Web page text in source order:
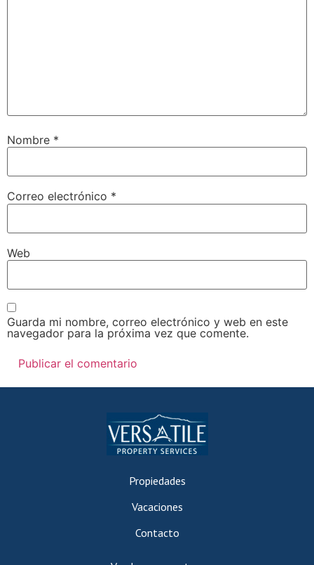
Nombre *
Correo electrónico *
Web
Guarda mi nombre, correo electrónico y web en este
navegador para la próxima vez que comente.
Propiedades
Vacaciones
Contacto